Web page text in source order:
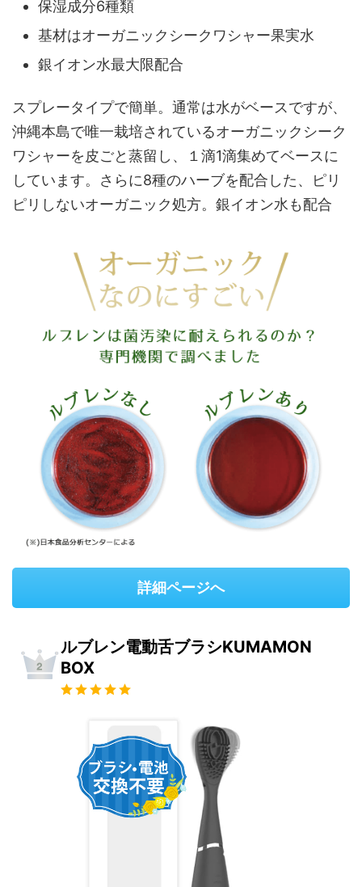
保湿成分6種類
基材はオーガニックシークワシャー果実水
銀イオン水最大限配合
スプレータイプで簡単。通常は水がベースですが、
沖縄本島で唯一栽培されているオーガニックシーク
ワシャーを皮ごと蒸留し、１滴1滴集めてベースに
しています。さらに8種のハーブを配合した、ピリ
ピリしないオーガニック処方。銀イオン水も配合
詳細ページへ
ルブレン電動舌ブラシKUMAMON
BOX